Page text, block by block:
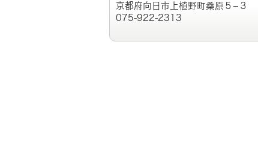
京都府向日市上植野町桑原５−３
075-922-2313